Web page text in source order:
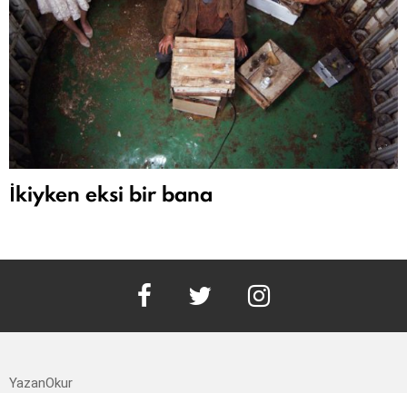
İkiyken eksi bir bana
YazanOkur